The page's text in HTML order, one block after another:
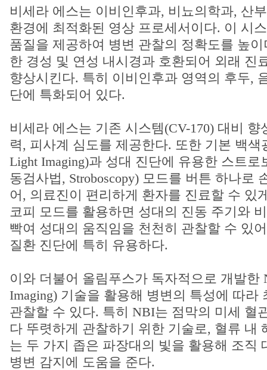
비세라 에스는 이비인후과, 비뇨의학과, 산
환경에 최적화된 영상 프로세서이다. 이 시
품질을 제공하여 병변 관찰의 정확도를 높
한 경성 및 연성 내시경과 호환되어 외래 진
향상시킨다. 특히 이비인후과 영역의 후두,
단에 특화되어 있다.
비세라 에스는 기존 시스템(CV-170) 대비
력, 피사계 심도를 제공한다. 또한 기본 백색
Light Imaging)과 성대 진단에 유용한 스트로
동검사법, Stroboscopy) 모드를 버튼 하나로
어, 의료진이 편리하게 환자를 진료할 수 있
코피 모드를 활용하면 성대의 진동 주기와
빡여 성대의 움직임을 천천히 관찰할 수 있
질환 진단에 특히 유용하다.
이와 더불어 올림푸스가 독자적으로 개발한
Imaging) 기술을 활용해 병변의 특성에 따라
관찰할 수 있다. 특히 NBI는 점막의 미세 혈
다 뚜렷하게 관찰하기 위한 기술로, 혈류 내
는 두 가지 좁은 파장대의 빛을 활용해 조직
병변 감지에 도움을 준다.